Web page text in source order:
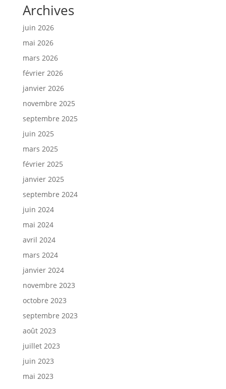
Archives
juin 2026
mai 2026
mars 2026
février 2026
janvier 2026
novembre 2025
septembre 2025
juin 2025
mars 2025
février 2025
janvier 2025
septembre 2024
juin 2024
mai 2024
avril 2024
mars 2024
janvier 2024
novembre 2023
octobre 2023
septembre 2023
août 2023
juillet 2023
juin 2023
mai 2023